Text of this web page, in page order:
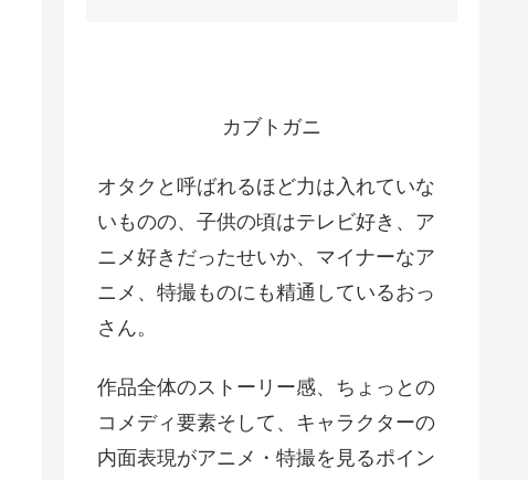
カブトガニ
オタクと呼ばれるほど力は入れていな
いものの、子供の頃はテレビ好き、ア
ニメ好きだったせいか、マイナーなア
ニメ、特撮ものにも精通しているおっ
さん。
作品全体のストーリー感、ちょっとの
コメディ要素そして、キャラクターの
内面表現がアニメ・特撮を見るポイン